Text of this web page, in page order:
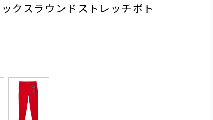
ックスラウンドストレッチボト